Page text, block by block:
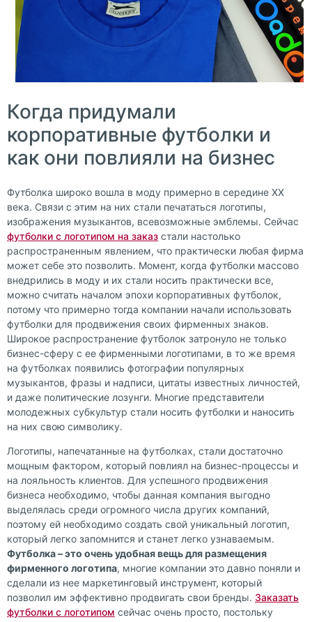
Когда придумали
корпоративные футболки и
как они повлияли на бизнес
Футболка широко вошла в моду примерно в середине XX
века. Связи с этим на них стали печататься логотипы,
изображения музыкантов, всевозможные эмблемы. Сейчас
футболки с логотипом на заказ стали настолько
распространенным явлением, что практически любая фирма
может себе это позволить. Момент, когда футболки массово
внедрились в моду и их стали носить практически все,
можно считать началом эпохи корпоративных футболок,
потому что примерно тогда компании начали использовать
футболки для продвижения своих фирменных знаков.
Широкое распространение футболок затронуло не только
бизнес-сферу с ее фирменными логотипами, в то же время
на футболках появились фотографии популярных
музыкантов, фразы и надписи, цитаты известных личностей,
и даже политические лозунги. Многие представители
молодежных субкультур стали носить футболки и наносить
на них свою символику.
Логотипы, напечатанные на футболках, стали достаточно
мощным фактором, который повлиял на бизнес-процессы и
на лояльность клиентов. Для успешного продвижения
бизнеса необходимо, чтобы данная компания выгодно
выделялась среди огромного числа других компаний,
поэтому ей необходимо создать свой уникальный логотип,
который легко запомнится и станет легко узнаваемым.
Футболка – это очень удобная вещь для размещения
фирменного логотипа, многие компании это давно поняли и
сделали из нее маркетинговый инструмент, который
позволил им эффективно продвигать свои бренды. Заказать
футболки с логотипом сейчас очень просто, постольку